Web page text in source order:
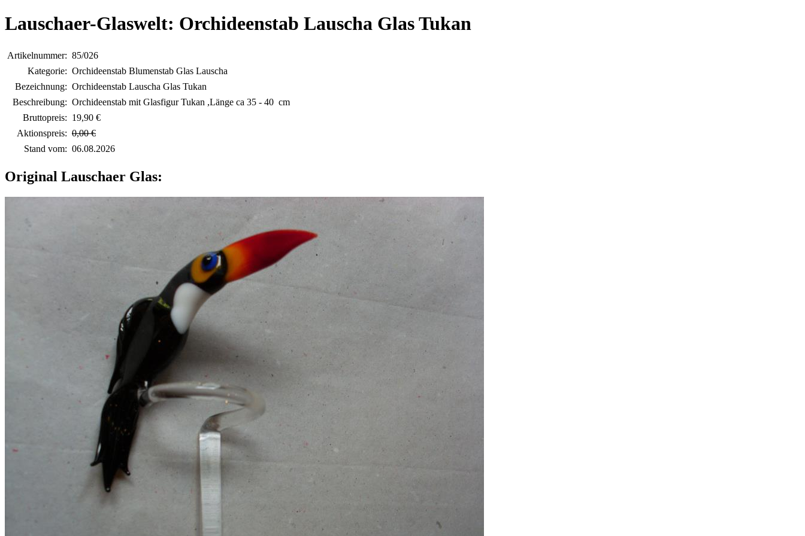
Lauschaer-Glaswelt: Orchideenstab Lauscha Glas Tukan
Artikelnummer: 85/026
Kategorie: Orchideenstab Blumenstab Glas Lauscha
Bezeichnung: Orchideenstab Lauscha Glas Tukan
Beschreibung: Orchideenstab mit Glasfigur Tukan ,Länge ca 35 - 40 cm
Bruttopreis: 19,90 €
Aktionspreis: 0,00 €
Stand vom: 06.08.2026
Original Lauschaer Glas: